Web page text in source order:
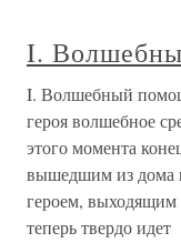
I.
I. Волшебный
героя волшебное
этого момента
вышедшим из дома
героем, выходящим
теперь твердо идет